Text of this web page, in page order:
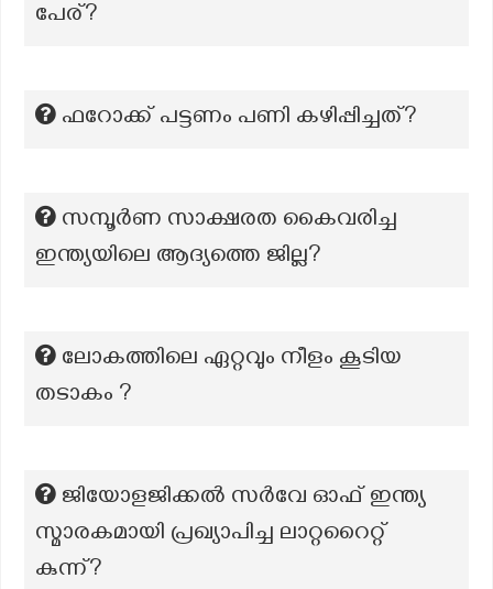
പേര്?
ഫറോക്ക് പട്ടണം പണി കഴിപ്പിച്ചത്?
സമ്പൂർണ സാക്ഷരത കൈവരിച്ച
ഇന്ത്യയിലെ ആദ്യത്തെ ജില്ല?
ലോകത്തിലെ ഏറ്റവും നീളം കൂടിയ
തടാകം ?
ജിയോളജിക്കൽ സർവേ ഓഫ് ഇന്ത്യ
സ്മാരകമായി പ്രഖ്യാപിച്ച ലാറ്ററൈറ്റ്
കുന്ന്?